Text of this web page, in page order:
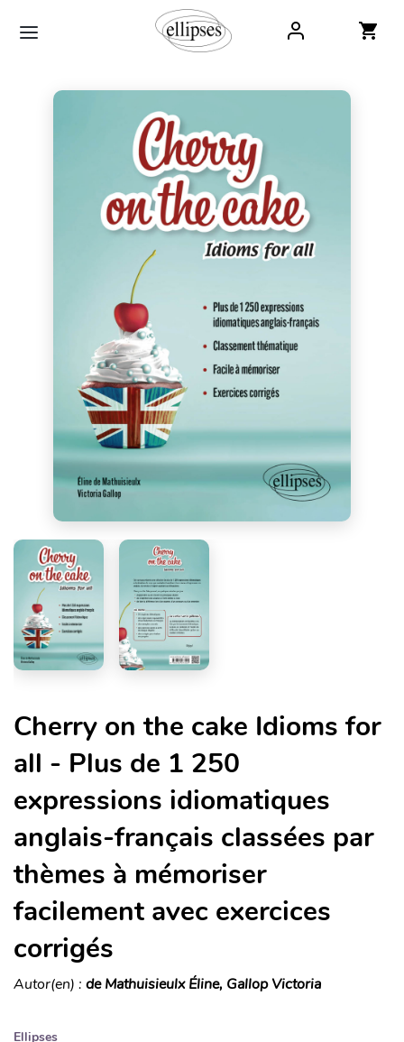
Cherry on the cake Idioms for
all - Plus de 1 250
expressions idiomatiques
anglais-français classées par
thèmes à mémoriser
facilement avec exercices
corrigés
Autor(en) : de Mathuisieulx Éline, Gallop Victoria
Ellipses